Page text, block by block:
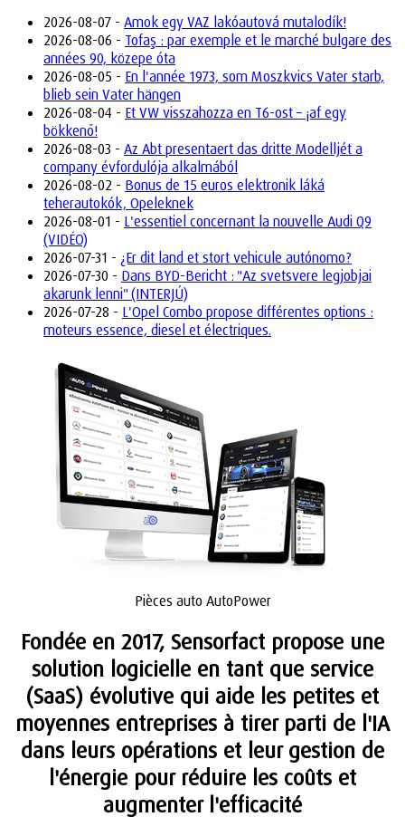
2026-08-07 - Amok egy VAZ lakóautová mutalodík!
2026-08-06 - Tofaş : par exemple et le marché bulgare des
années 90, közepe óta
2026-08-05 - En l'année 1973, som Moszkvics Vater starb,
blieb sein Vater hängen
2026-08-04 - Et VW visszahozza en T6-ost – ¡af egy
bökkenő!
2026-08-03 - Az Abt presentaert das dritte Modelljét a
company évfordulója alkalmából
2026-08-02 - Bonus de 15 euros elektronik láká
teherautokók, Opeleknek
2026-08-01 - L'essentiel concernant la nouvelle Audi Q9
(VIDÉO)
2026-07-31 - ¿Er dit land et stort vehicule autónomo?
2026-07-30 - Dans BYD-Bericht : "Az svetsvere legjobjai
akarunk lenni" (INTERJÚ)
2026-07-28 - L'Opel Combo propose différentes options :
moteurs essence, diesel et électriques.
Pièces auto AutoPower
Fondée en 2017, Sensorfact propose une
solution logicielle en tant que service
(SaaS) évolutive qui aide les petites et
moyennes entreprises à tirer parti de l'IA
dans leurs opérations et leur gestion de
l'énergie pour réduire les coûts et
augmenter l'efficacité